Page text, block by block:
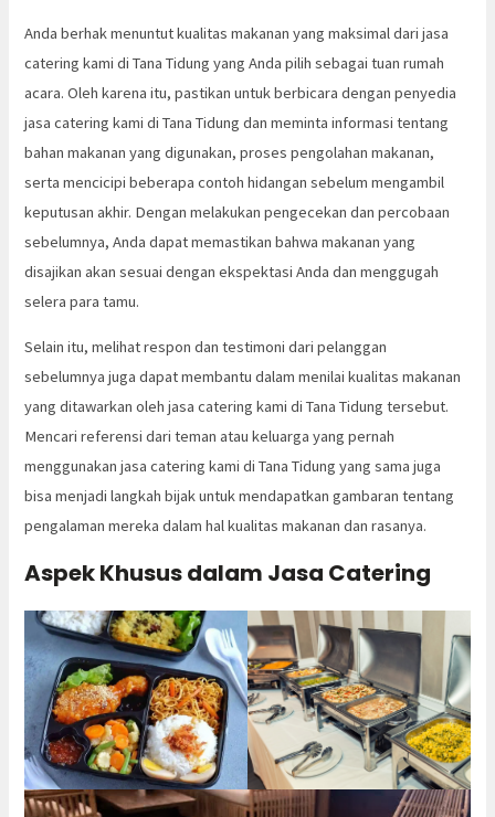
Anda berhak menuntut kualitas makanan yang maksimal dari jasa
catering kami di Tana Tidung yang Anda pilih sebagai tuan rumah
acara. Oleh karena itu, pastikan untuk berbicara dengan penyedia
jasa catering kami di Tana Tidung dan meminta informasi tentang
bahan makanan yang digunakan, proses pengolahan makanan,
serta mencicipi beberapa contoh hidangan sebelum mengambil
keputusan akhir. Dengan melakukan pengecekan dan percobaan
sebelumnya, Anda dapat memastikan bahwa makanan yang
disajikan akan sesuai dengan ekspektasi Anda dan menggugah
selera para tamu.
Selain itu, melihat respon dan testimoni dari pelanggan
sebelumnya juga dapat membantu dalam menilai kualitas makanan
yang ditawarkan oleh jasa catering kami di Tana Tidung tersebut.
Mencari referensi dari teman atau keluarga yang pernah
menggunakan jasa catering kami di Tana Tidung yang sama juga
bisa menjadi langkah bijak untuk mendapatkan gambaran tentang
pengalaman mereka dalam hal kualitas makanan dan rasanya.
Aspek Khusus dalam Jasa Catering